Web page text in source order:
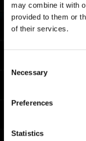
may combine it with
provided to them or
of their services.
Selection
Necessary
Preferences
Statistics
Награды
Требование к
раз.